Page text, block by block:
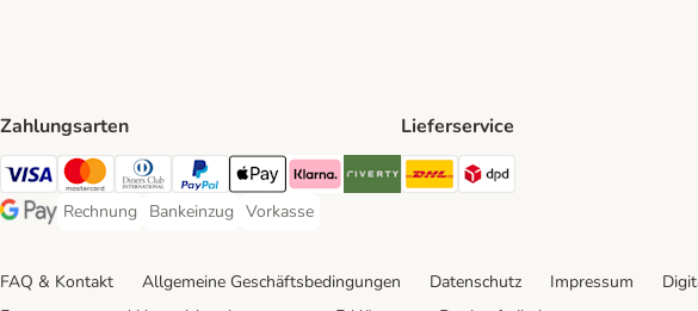
Zahlungsarten
Visa Payment Method
Mastercard Payment Method
Diners Club Payment Method
PayPal Payment Method
Apple Pay Payment Method
Klarna Payment Method
Riverty Payment Method
Google Pay Payment Method
Rechnung
Rechnung Payment Method
Bankeinzug
Bankeinzug Payment Method
Vorkasse
Vorkasse Payment Method
Lieferservice
DHL Shipping Method
FAQ & Kontakt Allgemeine Geschäftsbedingungen Datenschutz Impressum